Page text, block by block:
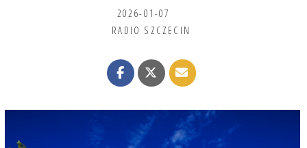
2026-01-07
RADIO SZCZECIN